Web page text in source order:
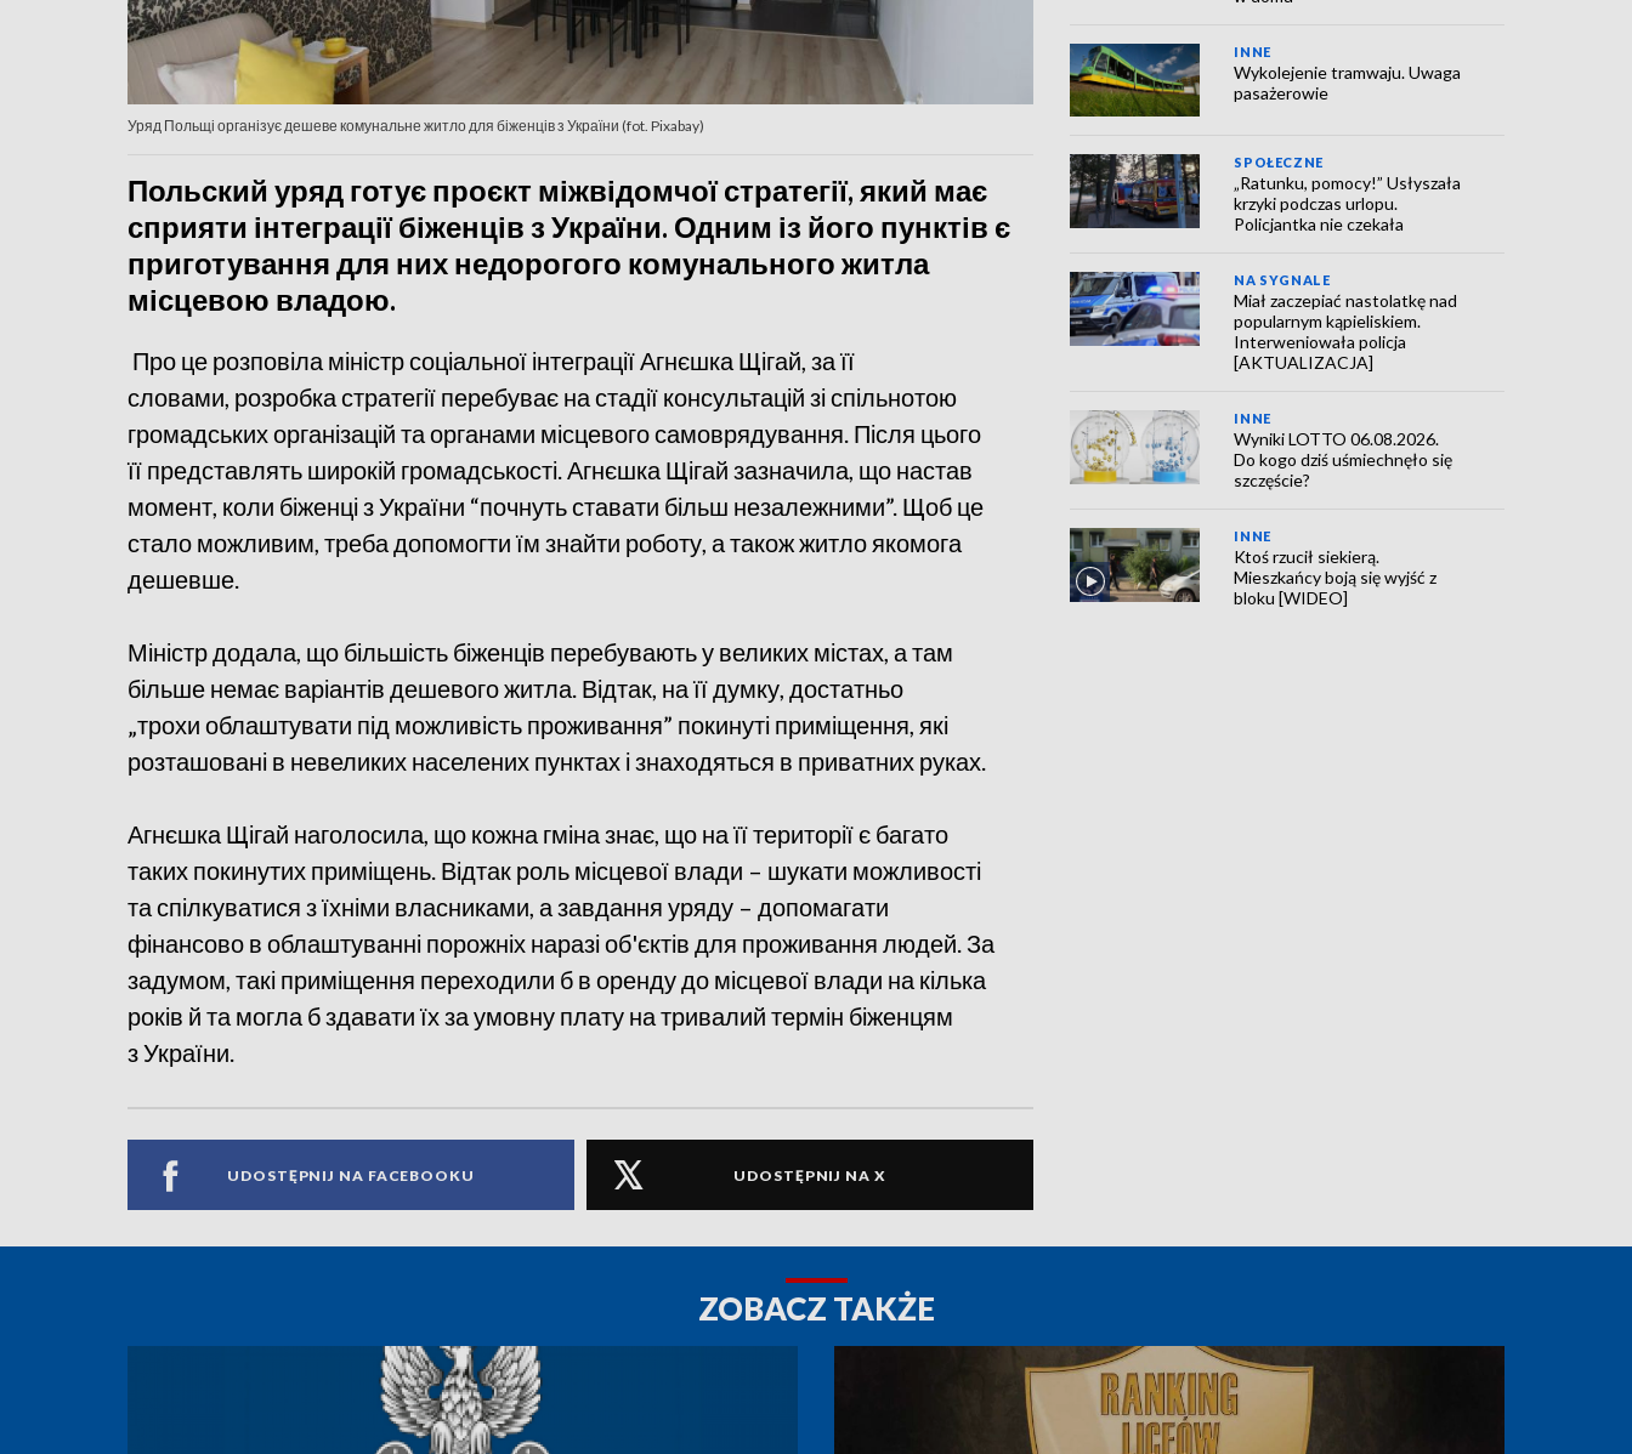
Уряд Польщі організує дешеве комунальне житло для біженців з України (fot. Pixabay)
Польский уряд готує проєкт міжвідомчої стратегії, який має
сприяти інтеграції біженців з України. Одним із його пунктів є
приготування для них недорогого комунального житла
місцевою владою.
Про це розповіла міністр соціальної інтеграції Агнєшка Щігай, за її
словами, розробка стратегії перебуває на стадії консультацій зі спільнотою
громадських організацій та органами місцевого самоврядування. Після цього
її представлять широкій громадськості. Агнєшка Щігай зазначила, що настав
момент, коли біженці з України “почнуть ставати більш незалежними”. Щоб це
стало можливим, треба допомогти їм знайти роботу, а також житло якомога
дешевше.
Міністр додала, що більшість біженців перебувають у великих містах, а там
більше немає варіантів дешевого житла. Відтак, на її думку, достатньо
„трохи облаштувати під можливість проживання” покинуті приміщення, які
розташовані в невеликих населених пунктах і знаходяться в приватних руках.
Агнєшка Щігай наголосила, що кожна гміна знає, що на її території є багато
таких покинутих приміщень. Відтак роль місцевої влади – шукати можливості
та спілкуватися з їхніми власниками, а завдання уряду – допомагати
фінансово в облаштуванні порожніх наразі об'єктів для проживання людей. За
задумом, такі приміщення переходили б в оренду до місцевої влади на кілька
років й та могла б здавати їх за умовну плату на тривалий термін біженцям
з України.
UDOSTĘPNIJ NA FACEBOOKU UDOSTĘPNIJ NA X
INNE
Wykolejenie tramwaju. Uwaga
pasażerowie
SPOŁECZNE
„Ratunku, pomocy!” Usłyszała
krzyki podczas urlopu.
Policjantka nie czekała
NA SYGNALE
Miał zaczepiać nastolatkę nad
popularnym kąpieliskiem.
Interweniowała policja
[AKTUALIZACJA]
INNE
Wyniki LOTTO 06.08.2026.
Do kogo dziś uśmiechnęło się
szczęście?
INNE
Ktoś rzucił siekierą.
Mieszkańcy boją się wyjść z
bloku [WIDEO]
ZOBACZ TAKŻE